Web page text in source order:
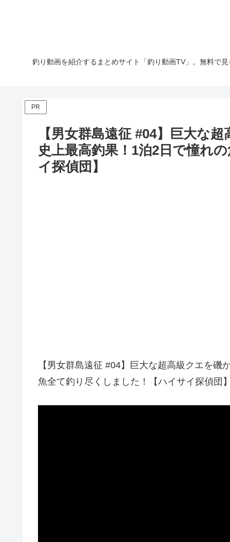
釣り動画を紹介するまとめサイト「釣り動画TV」。無料で
PR
【男女群島遠征 #04】巨大な
史上最高釣果！1泊2日で憧れ
イ探偵団】
【男女群島遠征 #04】巨大な超高級クエを
魚全て釣り尽くしました！【ハイサイ探偵団】